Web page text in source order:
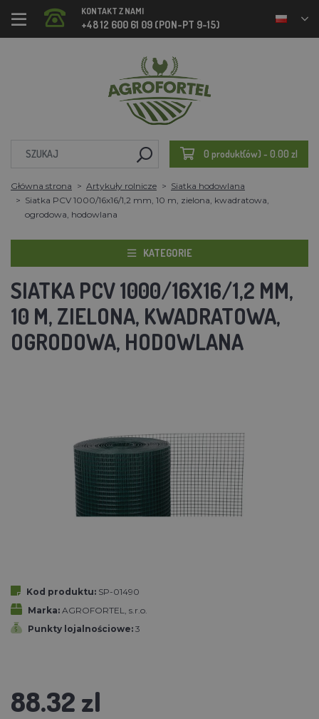
KONTAKT Z NAMI
+48 12 600 61 09 (PON-PT 9-15)
0 produkt(ów) - 0.00 zl
Główna strona Artykuły rolnicze
Siatka hodowlana
Siatka PCV 1000/16x16/1,2 mm, 10 m, zielona, kwadratowa,
ogrodowa, hodowlana
KATEGORIE
SIATKA PCV 1000/16X16/1,2 MM,
10 M, ZIELONA, KWADRATOWA,
OGRODOWA, HODOWLANA
Kod produktu: SP-01490
Marka: AGROFORTEL, s.r.o.
Punkty lojalnościowe: 3
88.32 zl